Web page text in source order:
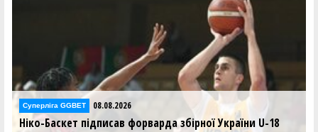
Суперліга GGBET 08.08.2026
Ніко-Баскет підписав форварда збірної України U-18